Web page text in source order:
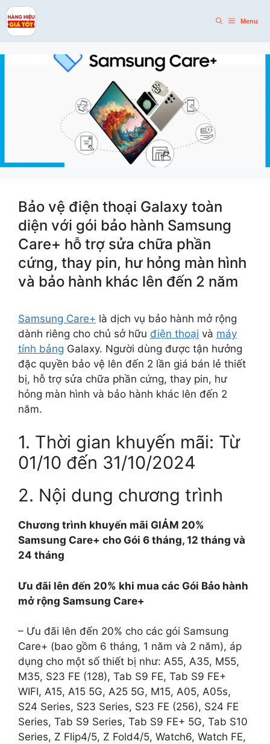
Skip
to
content
Menu
Bảo vệ điện thoại Galaxy toàn
diện với gói bảo hành Samsung
Care+ hỗ trợ sửa chữa phần
cứng, thay pin, hư hỏng màn hình
và bảo hành khác lên đến 2 năm
Samsung Care+ là dịch vụ bảo hành mở rộng
dành riêng cho chủ sở hữu điện thoại và máy
tính bảng Galaxy. Người dùng được tận hưởng
đặc quyền bảo vệ lên đến 2 lần giá bán lẻ thiết
bị, hỗ trợ sửa chữa phần cứng, thay pin, hư
hỏng màn hình và bảo hành khác lên đến 2
năm.
1. Thời gian khuyến mãi: Từ
01/10 đến 31/10/2024
2. Nội dung chương trình
Chương trình khuyến mãi GIẢM 20%
Samsung Care+ cho Gói 6 tháng, 12 tháng và
24 tháng
Ưu đãi lên đến 20% khi mua các Gói Bảo hành
mở rộng Samsung Care+
– Ưu đãi lên đến 20% cho các gói Samsung
Care+ (bao gồm 6 tháng, 1 năm và 2 năm), áp
dụng cho một số thiết bị như: A55, A35, M55,
M35, S23 FE (128), Tab S9 FE, Tab S9 FE+
WIFI, A15, A15 5G, A25 5G, M15, A05, A05s,
S24 Series, S23 Series, S23 FE (256), S24 FE
Series, Tab S9 Series, Tab S9 FE+ 5G, Tab S10
Series, Z Flip4/5, Z Fold4/5, Watch6, Watch FE,